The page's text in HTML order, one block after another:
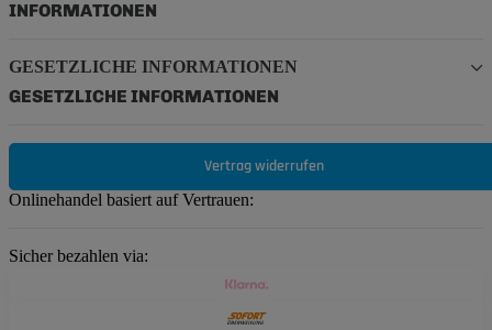
INFORMATIONEN
GESETZLICHE INFORMATIONEN
GESETZLICHE INFORMATIONEN
Vertrag widerrufen
Onlinehandel basiert auf Vertrauen:
Sicher bezahlen via: